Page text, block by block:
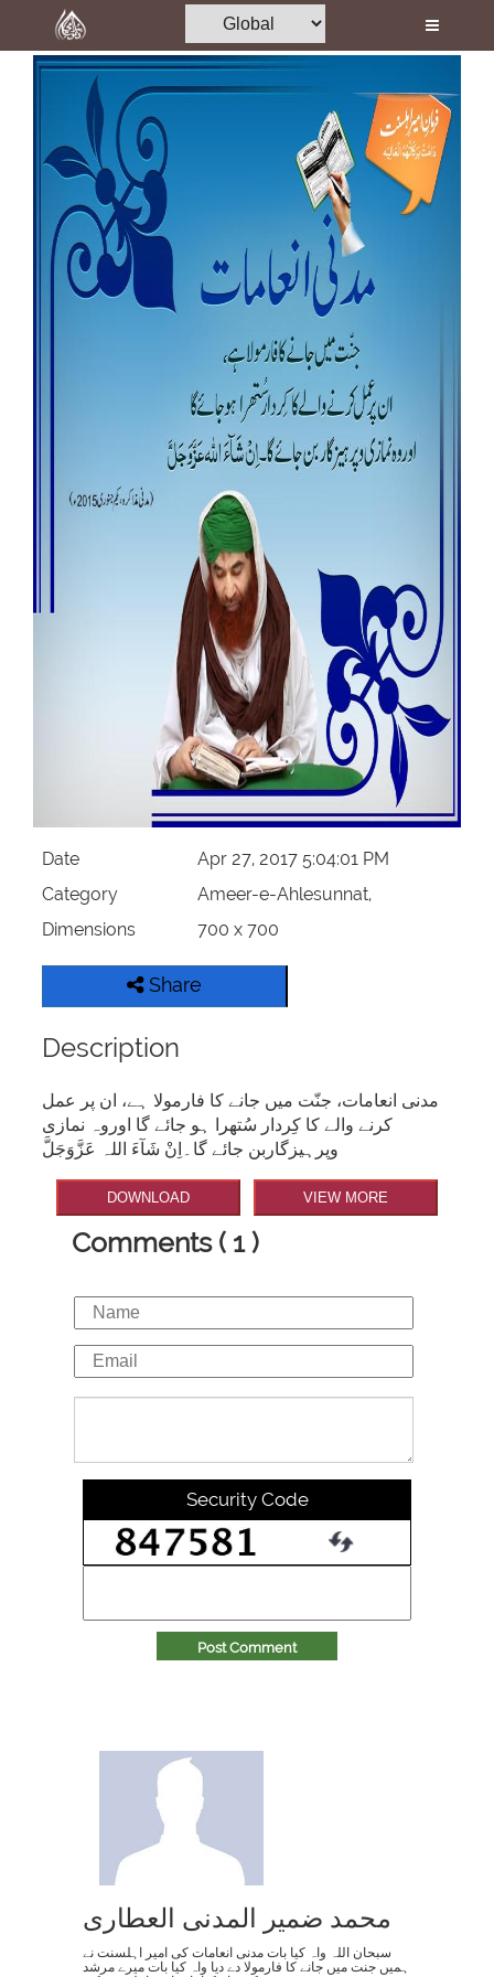
Home
Al-Quran
Media
Madani Channel
Volunteer Portal
Departments
Date
Apr 27, 2017 5:04:01 PM
Category
Ameer-e-Ahlesunnat,
Dimensions
700 x 700
Share
Description
مدنی انعامات، جنّت میں جانے کا فارمولا ہے، ان پر عمل
کرنے والے کا کِردار سُتھرا ہو جائے گا اوروہ نمازی
وپرہیزگاربن جائے گا۔اِنْ شَآءَ اللہ عَزَّوَجَلَّ
DOWNLOAD VIEW MORE
Comments ( 1 )
Security Code
Post Comment
محمد ضمیر المدنی العطاری
سبحان اللہ واہ کیا بات مدنی انعامات کی امیر اہلسنت نے
ہمیں جنت میں جانے کا فارمولا دے دیا واہ کیا بات میرے مرشد